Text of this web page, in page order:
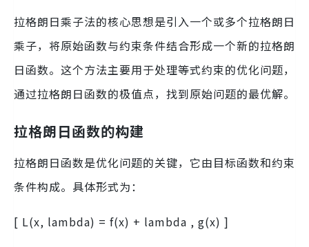
拉格朗日乘子法的核心思想是引入一个或多个拉格朗日
乘子，将原始函数与约束条件结合形成一个新的拉格朗
日函数。这个方法主要用于处理等式约束的优化问题，
通过拉格朗日函数的极值点，找到原始问题的最优解。
拉格朗日函数的构建
拉格朗日函数是优化问题的关键，它由目标函数和约束
条件构成。具体形式为：
[ L(x, lambda) = f(x) + lambda , g(x) ]